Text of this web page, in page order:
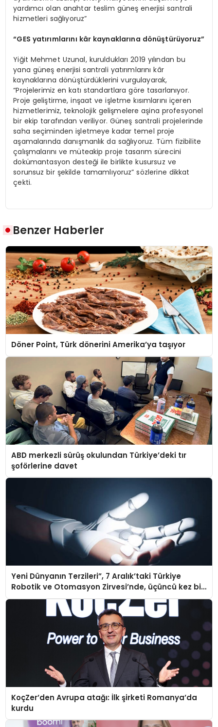
yardımcı olan anahtar teslim güneş enerjisi santrali
hizmetleri sağlıyoruz”
“GES yatırımlarını kâr kaynaklarına dönüştürüyoruz”
Yiğit Mehmet Uzunal, kuruldukları 2019 yılından bu
yana güneş enerjisi santrali yatırımlarını kâr
kaynaklarına dönüştürdüklerini vurgulayarak,
“Projelerimiz en katı standartlara göre tasarlanıyor.
Proje geliştirme, inşaat ve işletme kısımlarını içeren
hizmetlerimiz, teknolojik gelişmelere aşina profesyonel
bir ekip tarafından veriliyor. Güneş santrali projelerinde
saha seçiminden işletmeye kadar temel proje
aşamalarında danışmanlık da sağlıyoruz. Tüm fizibilite
çalışmalarını ve müteakip proje tasarım sürecini
dokümantasyon desteği ile birlikte kusursuz ve
sorunsuz bir şekilde tamamlıyoruz” sözlerine dikkat
çekti.
Benzer Haberler
Döner Point, Türk dönerini Amerika’ya taşıyor
ABD merkezli sürüş okulundan Türkiye’deki tır
şoförlerine davet
Yeni Dünyanın Terzileri”, 7 Aralık’taki Türkiye
Robotik ve Otomasyon Zirvesi’nde, üçüncü kez bir
araya geliyor
KoçZer’den Avrupa atağı: İlk şirketi Romanya’da
kurdu